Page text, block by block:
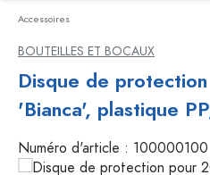
Accessoires
BOUTEILLES ET BOCAUX
Disque de
'Bianca', plastique
Numéro d'article : 100000100